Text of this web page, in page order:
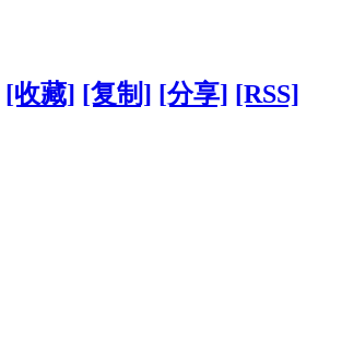
[收藏] [复制] [分享] [RSS]